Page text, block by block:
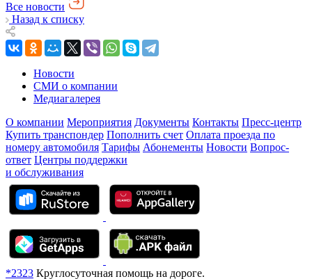
Все новости
Назад к списку
Новости
СМИ о компании
Медиагалерея
О компании Мероприятия Документы Контакты Пресс-центр
Купить транспондер Пополнить счет Оплата проезда по
номеру автомобиля Тарифы Абонементы Новости Вопрос-
ответ Центры поддержки
и обслуживания
*2323 Круглосуточная помощь на дороге.